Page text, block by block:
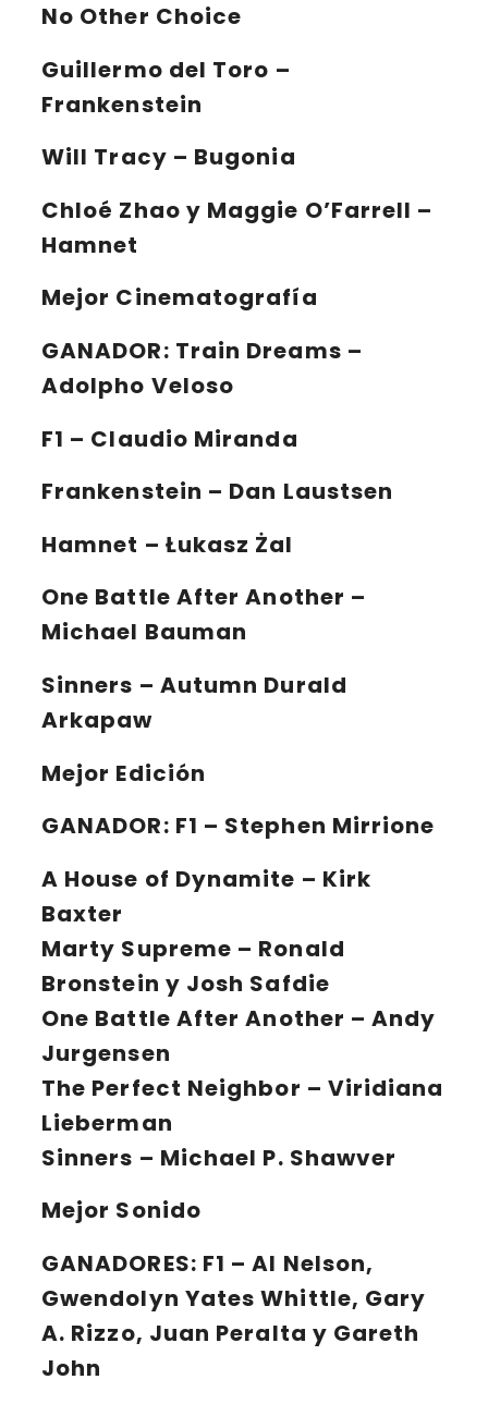
No Other Choice
Guillermo del Toro –
Frankenstein
Will Tracy – Bugonia
Chloé Zhao y Maggie O’Farrell –
Hamnet
Mejor Cinematografía
GANADOR: Train Dreams –
Adolpho Veloso
F1 – Claudio Miranda
Frankenstein – Dan Laustsen
Hamnet – Łukasz Żal
One Battle After Another –
Michael Bauman
Sinners – Autumn Durald
Arkapaw
Mejor Edición
GANADOR: F1 – Stephen Mirrione
A House of Dynamite – Kirk
Baxter
Marty Supreme – Ronald
Bronstein y Josh Safdie
One Battle After Another – Andy
Jurgensen
The Perfect Neighbor – Viridiana
Lieberman
Sinners – Michael P. Shawver
Mejor Sonido
GANADORES: F1 – Al Nelson,
Gwendolyn Yates Whittle, Gary
A. Rizzo, Juan Peralta y Gareth
John